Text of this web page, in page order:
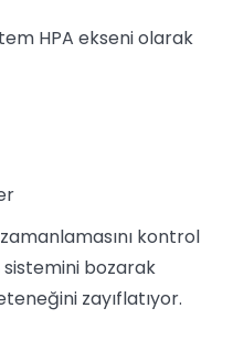
HPA ekseni olarak
kontrol
bozarak
zayıflatıyor.